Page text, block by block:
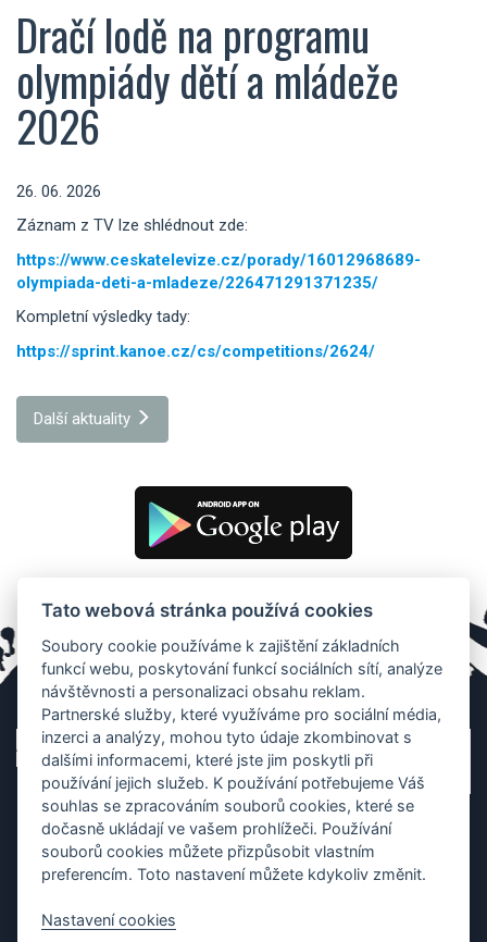
Dračí lodě na programu
olympiády dětí a mládeže
2026
26. 06. 2026
Záznam z TV lze shlédnout zde:
https://www.ceskatelevize.cz/porady/16012968689-
olympiada-deti-a-mladeze/226471291371235/
Kompletní výsledky tady:
https://sprint.kanoe.cz/cs/competitions/2624/
Další aktuality
Tato webová stránka používá cookies
Soubory cookie používáme k zajištění základních
funkcí webu, poskytování funkcí sociálních sítí, analýze
návštěvnosti a personalizaci obsahu reklam.
Partnerské služby, které využíváme pro sociální média,
inzerci a analýzy, mohou tyto údaje zkombinovat s
dalšími informacemi, které jste jim poskytli při
používání jejich služeb. K používání potřebujeme Váš
souhlas se zpracováním souborů cookies, které se
dočasně ukládají ve vašem prohlížeči. Používání
souborů cookies můžete přizpůsobit vlastním
preferencím. Toto nastavení můžete kdykoliv změnit.
Nastavení cookies